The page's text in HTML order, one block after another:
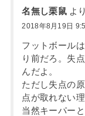
名無し栗鼠 よ
2018年8月19日
フットボール
り前だろ。失
んだよ。
ただし失点の
点が取れない
当然キーパー